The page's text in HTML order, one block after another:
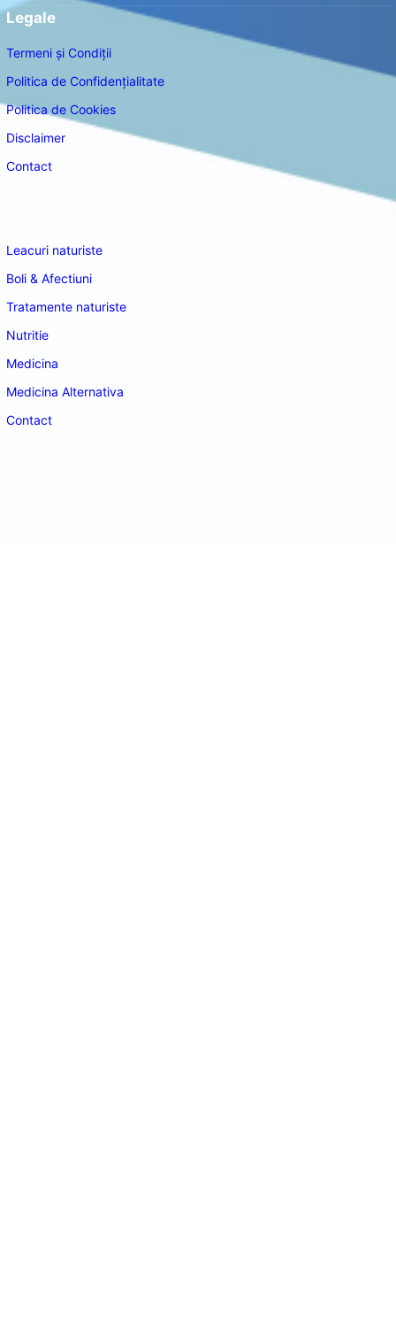
Legale
Termeni și Condiții
Politica de Confidențialitate
Politica de Cookies
Disclaimer
Contact
Leacuri naturiste
Boli & Afectiuni
Tratamente naturiste
Nutritie
Medicina
Medicina Alternativa
Contact